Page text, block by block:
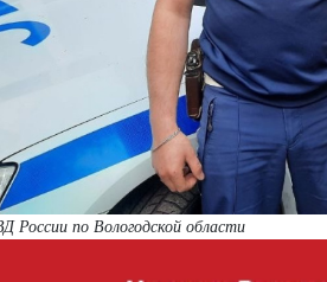
по Вологодской области